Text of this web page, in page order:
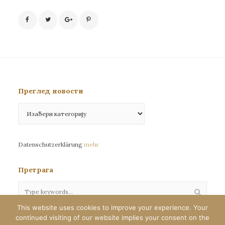
Преглед новости
новости
Datenschutzerklärung mehr
Претрага
Сва права задржана©eparhija-nemacka.com
This website uses cookies to improve your experience. Your
continued visiting of our website implies your consent on the